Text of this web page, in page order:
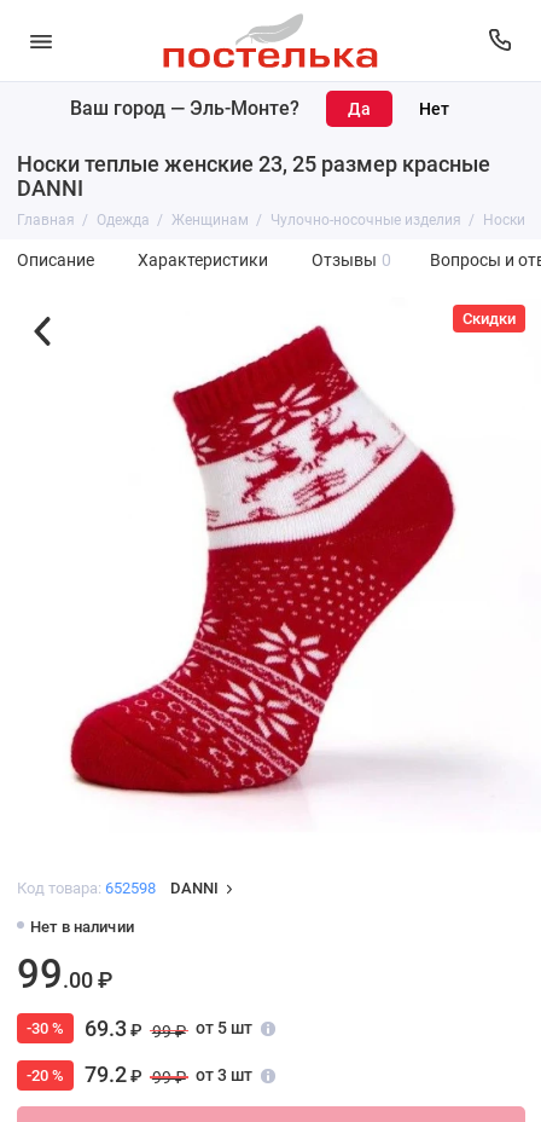
Ваш город — Эль-Монте?
Носки теплые женские 23, 25 размер красные
DANNI
Главная Одежда Женщинам Чулочно-носочные изделия Носки
Описание Характеристики Отзывы 0 Вопросы и
Скидки
Код товара: 652598 DANNI
Нет в наличии
99.00 ₽
-30 % 69.3₽ 99 ₽ от 5 шт
-20 % 79.2₽ 99 ₽ от 3 шт